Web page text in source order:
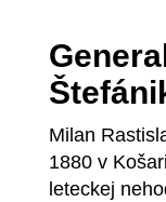
Milan
1880 v
leteckej